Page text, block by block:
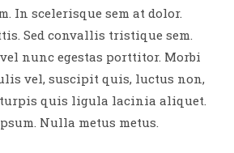
In scelerisque sem at dolor.
Sed convallis tristique sem.
nunc egestas porttitor. Morbi
vel, suscipit quis, luctus non,
turpis quis ligula lacinia aliquet.
Nulla metus metus.